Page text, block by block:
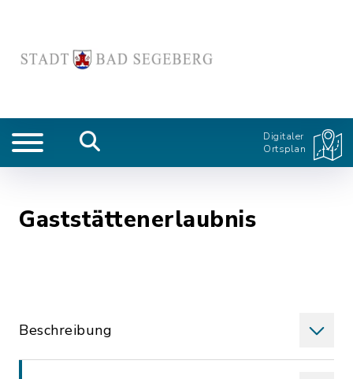
Digitaler
Ortsplan
Gaststättenerlaubnis
Beschreibung